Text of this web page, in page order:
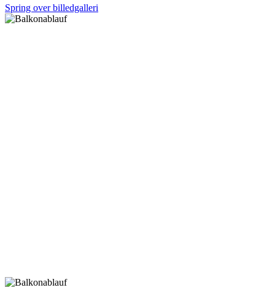
Spring over billedgalleri